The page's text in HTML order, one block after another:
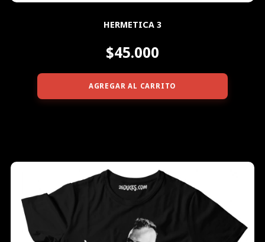
HERMETICA 3
$45.000
AGREGAR AL CARRITO